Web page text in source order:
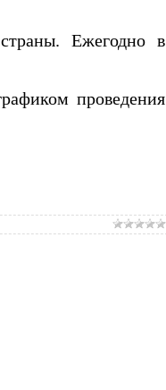
Ежегодно в
проведения